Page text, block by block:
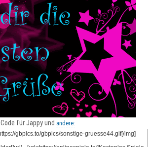
Code für Jappy und andere: